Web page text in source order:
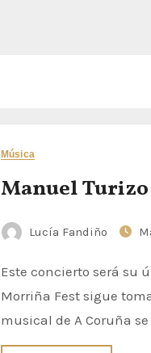
Música
Manuel Turizo
Lucía Fandiño
Este concierto será su única fecha en Galicia La nueva edición del
Morriña Fest sigue
musical de A Coruña